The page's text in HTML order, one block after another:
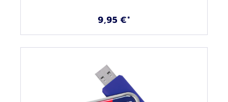
9,95 €*